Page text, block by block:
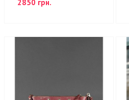
2850 грн.